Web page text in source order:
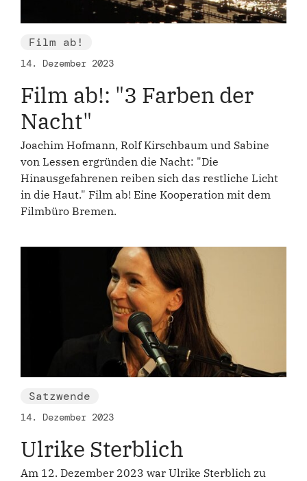
Film ab!
14. Dezember 2023
Film ab!: "3 Farben der
Nacht"
Joachim Hofmann, Rolf Kirschbaum und Sabine
von Lessen ergründen die Nacht: "Die
Hinausgefahrenen reiben sich das restliche Licht
in die Haut." Film ab! Eine Kooperation mit dem
Filmbüro Bremen.
Satzwende
14. Dezember 2023
Ulrike Sterblich
Am 12. Dezember 2023 war Ulrike Sterblich zu